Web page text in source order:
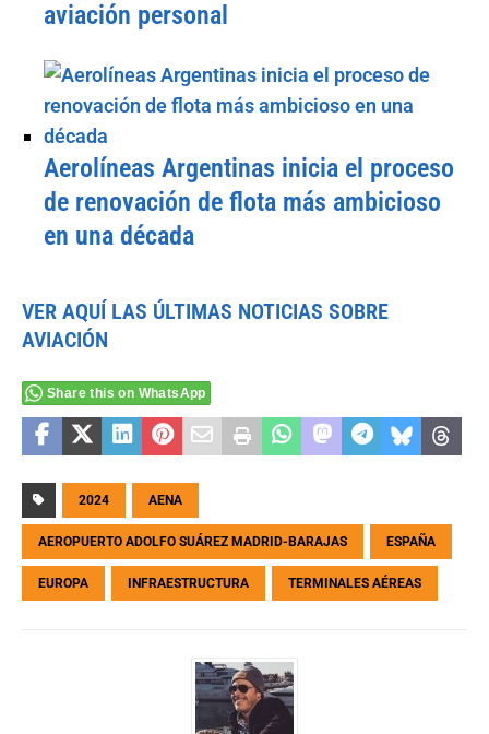
aviación personal
Aerolíneas Argentinas inicia el proceso
de renovación de flota más ambicioso
en una década
VER AQUÍ LAS ÚLTIMAS NOTICIAS SOBRE
AVIACIÓN
Share this on WhatsApp
2024 AENA
AEROPUERTO ADOLFO SUÁREZ MADRID-BARAJAS ESPAÑA
EUROPA INFRAESTRUCTURA TERMINALES AÉREAS